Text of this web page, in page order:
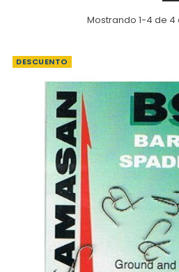
Mostrando 1-4 de
DESCUENTO